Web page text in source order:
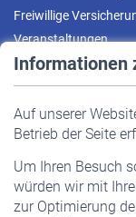
Informationen
Auf unserer
Betrieb der Seite
Um Ihren Besuch
würden wir mit
zur Optimierung
Freiwillige
Veranstaltungen
Pflichtversicherung
Staatliche Förderung
Veranstaltungen